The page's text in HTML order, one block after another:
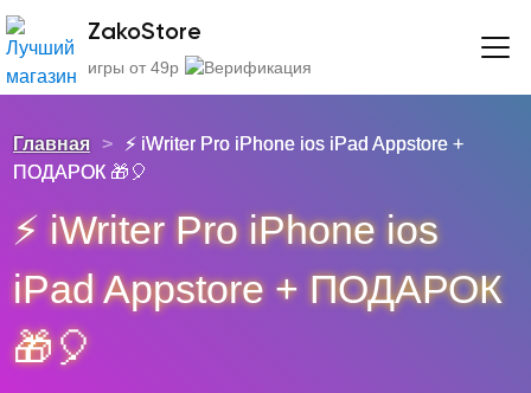
ZakoStore
игры от 49р
Главная >
⚡️ iWriter Pro iPhone ios iPad Appstore +
ПОДАРОК 🎁🎈
⚡️ iWriter Pro iPhone ios
iPad Appstore + ПОДАРОК
🎁🎈